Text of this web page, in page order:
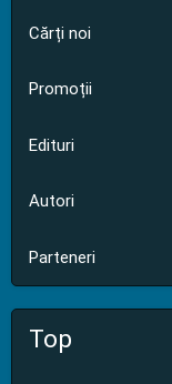
Cărți noi
Promoții
Edituri
Autori
Parteneri
Top